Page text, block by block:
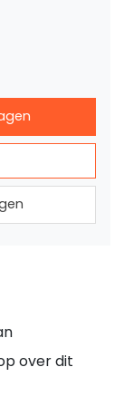
over dit